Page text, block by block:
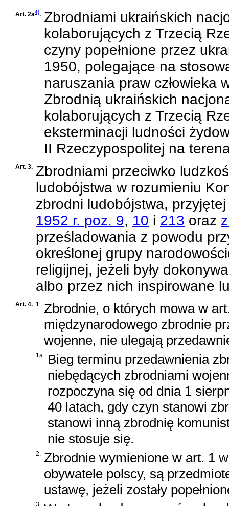
Art. 2a4). Zbrodniami ukraińskich
kolaborujących z Trzecią
czyny popełnione przez
1950, polegające na
naruszania praw człowieka
Zbrodnią ukraińskich
kolaborujących z Trzecią
eksterminacji ludności
II Rzeczypospolitej na
Art. 3. Zbrodniami przeciwko
ludobójstwa w rozumieniu
zbrodni ludobójstwa,
1952 r. poz. 9, 10 i 213 oraz
prześladowania z powodu
określonej grupy
religijnej, jeżeli były
albo przez nich inspirowane
Art. 4. 1. Zbrodnie, o których mowa w
międzynarodowego zbrodnie
wojenne, nie ulegają
1a. Bieg terminu przedawnienia
niebędących zbrodniami
rozpoczyna się od dnia 1
40 latach, gdy czyn stanowi
stanowi inną zbrodnię
nie stosuje się.
2. Zbrodnie wymienione w art. 1
obywatele polscy, są
ustawę, jeżeli zostały
3.